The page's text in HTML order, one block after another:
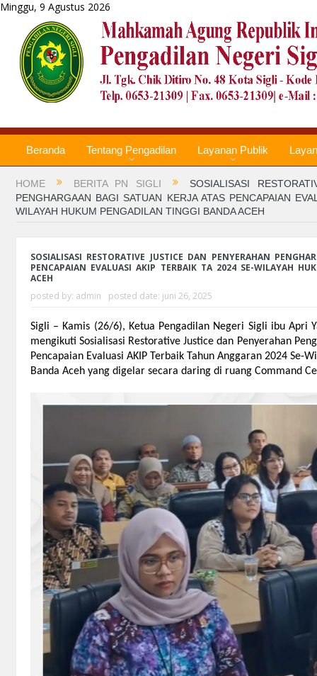
Minggu, 9 Agustus 2026
Beranda Tentang Pengadilan Layanan Publik
HOME BERITA PN SIGLI
SOSIALISASI
PENGHARGAAN BAGI SATUAN KERJA ATAS PENCAPAIAN
WILAYAH HUKUM PENGADILAN TINGGI BANDA ACEH
SOSIALISASI RESTORATIVE JUSTICE DAN PENYERAHAN
PENCAPAIAN EVALUASI AKIP TERBAIK TA 2024 SE-WILAYAH
ACEH
posted by: admin posted date: juni 26, 2025
Sigli – Kamis (26/6), Ketua Pengadilan Negeri Sigli ibu Apri
mengikuti Sosialisasi Restorative Justice dan Penyerahan
Pencapaian Evaluasi AKIP Terbaik Tahun Anggaran 2024 Se-
Banda Aceh yang digelar secara daring di ruang Command